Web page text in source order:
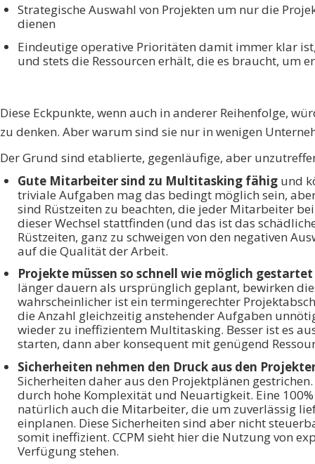
Strategische Auswahl von Projekten um nur die
dienen
Eindeutige operative Prioritäten damit immer klar
und stets die Ressourcen erhält, die es braucht, um
Diese Eckpunkte, wenn auch in anderer Reihenfolge,
zu denken. Aber warum sind sie nur in wenigen
Der Grund sind etablierte, gegenläufige, aber
Gute Mitarbeiter sind zu Multitasking fähig und
triviale Aufgaben mag das bedingt möglich sein,
sind Rüstzeiten zu beachten, die jeder Mitarbeiter
dieser Wechsel stattfinden (und das ist das
Rüstzeiten, ganz zu schweigen von den negativen
auf die Qualität der Arbeit.
Projekte müssen so schnell wie möglich
länger dauern als ursprünglich geplant, bewirken
wahrscheinlicher ist ein termingerechter
die Anzahl gleichzeitig anstehender Aufgaben
wieder zu ineffizientem Multitasking. Besser ist es
starten, dann aber konsequent mit genügend
Sicherheiten nehmen den Druck aus den
Sicherheiten daher aus den Projektplänen
durch hohe Komplexität und Neuartigkeit. Eine
natürlich auch die Mitarbeiter, die um zuverlässig
einplanen. Diese Sicherheiten sind aber nicht
somit ineffizient. CCPM sieht hier die Nutzung von
Verfügung stehen.